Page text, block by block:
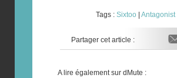
Tags : Sixtoo Antagonist
Partager cet article :
A lire également sur dMute :